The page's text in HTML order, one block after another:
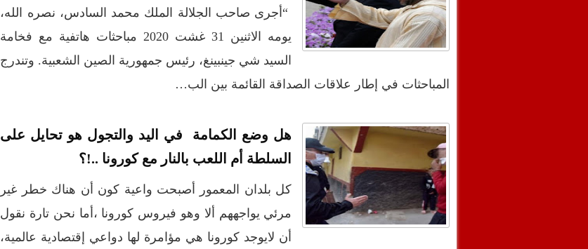
“أجرى صاحب الجلالة الملك محمد السادس، نصره الله،
يومه الاثنين 31 غشت 2020 مباحثات هاتفية مع فخامة
السيد شي جينبينغ، رئيس جمهورية الصين الشعبية. وتندرج
المباحثات في إطار علاقات الصداقة القائمة بين الب…
هل وضع الكمامة في اليد والتجول هو تحايل على
السلطة أم اللعب بالنار مع كورونا ..!؟
كل بلدان المعمور أصبحت واعية كون أن هناك خطر غير
مرئي يواجههم ألا وهو فيروس كورونا ،أما نحن تارة نقول
أن لايوجد كورونا هي مؤامرة لها دواعي إقتصادية عالمية،